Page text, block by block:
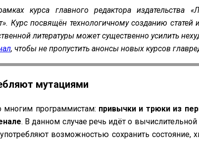
курса главного редактора издательства
Курс посвящён технологичному созданию статей
литературы может существенно усилить
, чтобы не пропустить анонсы новых курсов
мутациями
многим программистам: привычки и трюки из
. В данном случае речь идёт о
возможностью сохранить состояние,